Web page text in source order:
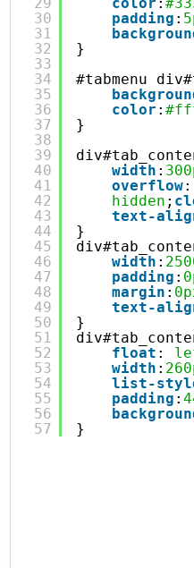
30
31
32
33
34
35
36
37
38
39
40
41
42
43
44
45
46
47
48
49
50
51
52
53
54
55
56
57
padding :
}
#tabmenu
color :
}
width :
overflow:
hidden ;
text-
}
width :
padding :
margin :
text-
}
float :
width :
list-
padding :
}